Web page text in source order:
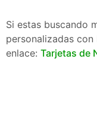
Si estas buscando
personalizadas
enlace: Tarjetas de